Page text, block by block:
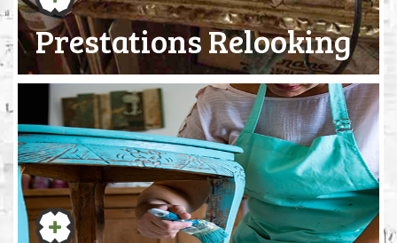
Prestations Relooking